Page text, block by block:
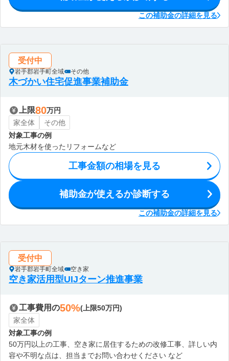
この補助金の詳細を見る
受付中
岩手郡岩手町全域 その他
木づかい住宅促進事業補助金
上限80万円
家全体
その他
対象工事の例
地元木材を使ったリフォームなど
工事金額の相場を見る
補助金が使えるか診断する
この補助金の詳細を見る
受付中
岩手郡岩手町全域 空き家
空き家活用型UIJターン推進事業
工事費用の50%(上限50万円)
家全体
対象工事の例
50万円以上の工事、空き家に居住するための改修工事、詳しい内
容や不明な点は、担当までお問い合わせください など